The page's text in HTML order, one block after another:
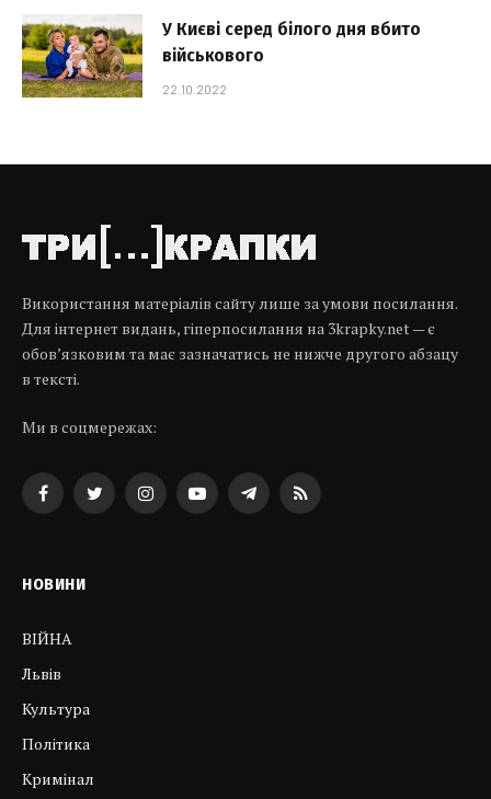
У Києві серед білого дня вбито
військового
22.10.2022
Використання матеріалів сайту лише за умови посилання.
Для інтернет видань, гіперпосилання на 3krapky.net — є
обов’язковим та має зазначатись не нижче другого абзацу
в тексті.
Ми в соцмережах:
FacebookTwitterInstagramYouTubeTelegramRSS
НОВИНИ
ВІЙНА
Львів
Культура
Політика
Кримінал